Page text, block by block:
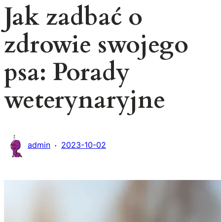
Jak zadbać o
zdrowie swojego
psa: Porady
weterynaryjne
admin · 2023-10-02